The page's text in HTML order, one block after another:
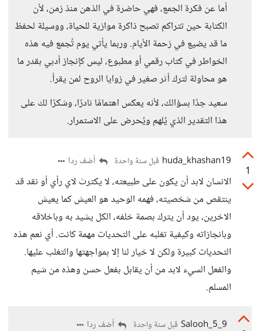
أما عن فكرة الجمع، فهي حاضرة في الذهن منذ زمن، لأن
الكتابة حين تتراكم تصبح ذاكرة موازية للحياة، ووسيلة لحفظ
ما قد يضيع في زحمة الأيام. وربما يأتي يوم تُجمع فيه هذه
الخواطر في كتاب رقمي أو مطبوع، ليس كإنجاز أدبي بقدر ما
هو محاولة لترك أثر صغير في زوايا الروح لمن يقرأ.
سعيد جدًا بسؤالك، لأنه يعكس اهتمامًا نادرًا، وشكرًا لك على
هذا التقدير الذي يُلهم ويُحرض على الاستمرار.
1
huda_khashan19 قبل سنة واحدة أضف ردا
الانسان لابد أن يكون على طبيعته، لا يكترث لاي رأي أو نقد قد
ينتقص من شخصيته، فهمه الوحيد هو العيش كما يعيش
الاخرين، يود أن يترك بصمة خلفه، الكل يشيد به وباخلاقه
وبانجازاته وكيفية تغلبه على التحديات مهمة كانت. أي نعم هذه
التحديات كبيرة ولكن لا خيار لنا إلا بمواجهتها والتغلب عليها.
والفعل السيء لابد من أن يقابل بفعل حسن وهذه من شيم
المسلم.
Salooh_5_9 قبل سنة واحدة أضف ردا